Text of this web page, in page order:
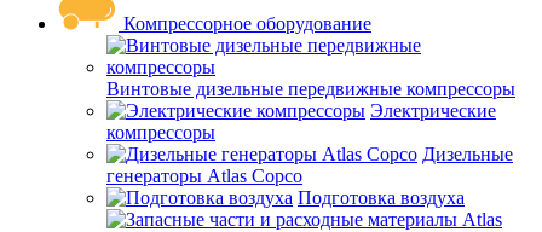
Компрессорное оборудование
Винтовые дизельные передвижные компрессоры
Электрические
компрессоры
Дизельные
генераторы Atlas Copco
Подготовка воздуха